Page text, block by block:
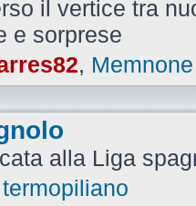
il vertice tra
e sorprese
, Memnone
alla Liga
termopiliano